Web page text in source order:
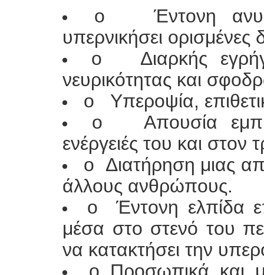
o Έντονη
υπερνικήσει ορισμένες
o Διαρκής
νευρικότητας και
o Υπεροψία,
o Απουσία
ενέργειές του και
o Διατήρηση μιας
άλλους ανθρώπους.
o Έντονη ελπίδα
μέσα στο στενό του
να κατακτήσει την
o Προσωπικά και